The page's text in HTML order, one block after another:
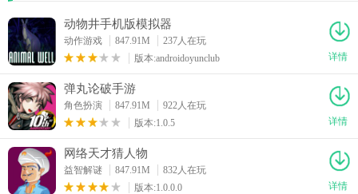
动物井手机版模拟器
动作游戏 847.91M
237人在玩
版本:androidoyunclub
详情
弹丸论破手游
角色扮演 847.91M
922人在玩
版本:1.0.5
详情
网络天才猜人物
益智解谜 847.91M
832人在玩
版本:1.0.0.0
详情